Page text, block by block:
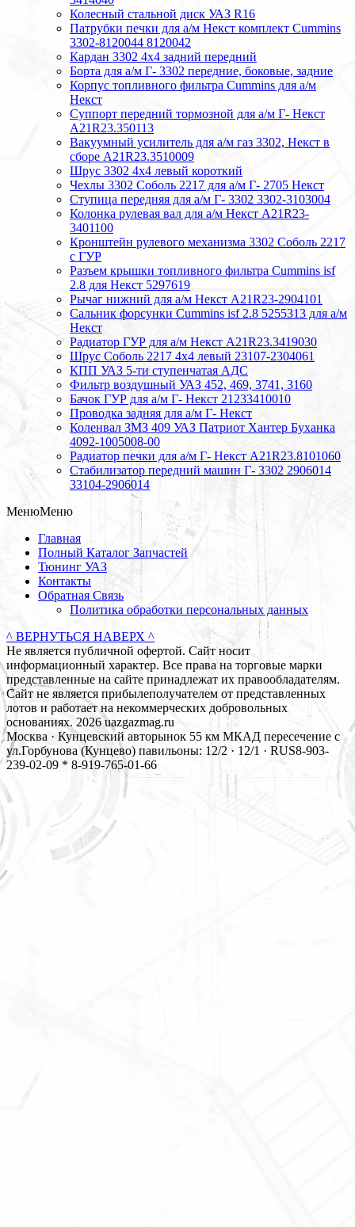
Колесный стальной диск УАЗ R16
Патрубки печки для а/м Некст комплект Cummins
3302-8120044 8120042
Кардан 3302 4х4 задний передний
Борта для а/м Г- 3302 передние, боковые, задние
Корпус топливного фильтра Cummins для а/м
Некст
Суппорт передний тормозной для а/м Г- Некст
А21R23.350113
Вакуумный усилитель для а/м газ 3302, Некст в
сборе A21R23.3510009
Шрус 3302 4х4 левый короткий
Чехлы 3302 Соболь 2217 для а/м Г- 2705 Некст
Ступица передняя для а/м Г- 3302 3302-3103004
Колонка рулевая вал для а/м Некст A21R23-
3401100
Кронштейн рулевого механизма 3302 Соболь 2217
с ГУР
Разъем крышки топливного фильтра Cummins isf
2.8 для Некст 5297619
Рычаг нижний для а/м Некст А21R23-2904101
Сальник форсунки Cummins isf 2.8 5255313 для а/м
Некст
Радиатор ГУР для а/м Некст A21R23.3419030
Шрус Соболь 2217 4х4 левый 23107-2304061
КПП УАЗ 5-ти ступенчатая АДС
Фильтр воздушный УАЗ 452, 469, 3741, 3160
Бачок ГУР для а/м Г- Некст 21233410010
Проводка задняя для а/м Г- Некст
Коленвал ЗМЗ 409 УАЗ Патриот Хантер Буханка
4092-1005008-00
Радиатор печки для а/м Г- Некст А21R23.8101060
Стабилизатор передний машин Г- 3302 2906014
33104-2906014
МенюМеню
Главная
Полный Каталог Запчастей
Тюнинг УАЗ
Контакты
Обратная Связь
Политика обработки персональных данных
^ ВЕРНУТЬСЯ НАВЕРХ ^
Не является публичной офертой. Сайт носит
информационный характер. Все права на торговые марки
представленные на сайте принадлежат их правообладателям.
Сайт не является прибылеполучателем от представленных
лотов и работает на некоммерческих добровольных
основаниях. 2026 uazgazmag.ru
Москва · Кунцевский авторынок 55 км МКАД пересечение с
ул.Горбунова (Кунцево) павильоны: 12/2 · 12/1 · RUS8-903-
239-02-09 * 8-919-765-01-66
Close